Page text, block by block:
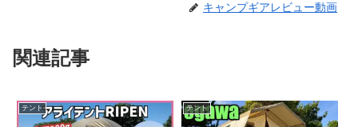
キャンプギアレビュー動画
関連記事
テント テント